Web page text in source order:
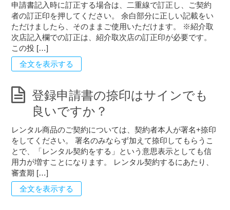
申請書記入時に訂正する場合は、二重線で訂正し、ご契約
者の訂正印を押してください。 余白部分に正しい記載をい
ただけましたら、そのままご使用いただけます。 ※紹介取
次店記入欄での訂正は、紹介取次店の訂正印が必要です。
この投 […]
全文を表示する
登録申請書の捺印はサインでも
良いですか？
レンタル商品のご契約については、契約者本人が署名+捺印
をしてください。 署名のみならず加えて捺印してもらうこ
とで、「レンタル契約をする」という意思表示としても信
用力が増すことになります。 レンタル契約するにあたり、
審査期 […]
全文を表示する